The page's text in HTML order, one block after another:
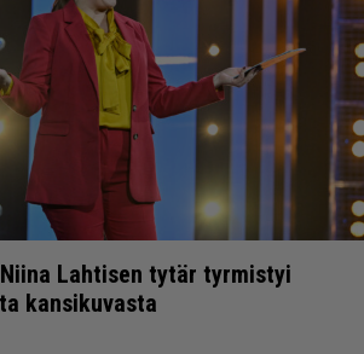
Lahtisen tytär tyrmistyi
kansikuvasta